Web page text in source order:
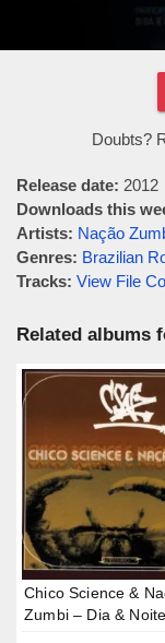
Doubts?
Release date: 2012
Downloads this
Artists: Nação
Genres: Brazilian
Tracks: View File
Related albums
Chico Science &
Zumbi – Dia &